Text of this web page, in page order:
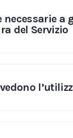
del Servizio